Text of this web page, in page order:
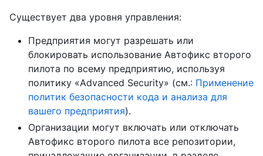
Существует два уровня управления:
Предприятия могут разрешать или
блокировать использование Автофикс второго
пилота по всему предприятию, используя
политику «Advanced Security» (см.: Применение
политик безопасности кода и анализа для
вашего предприятия).
Организации могут включать или отключать
Автофикс второго пилота все репозитории,